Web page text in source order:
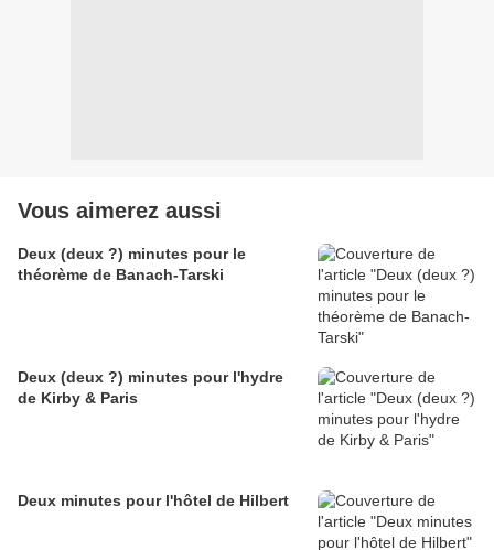
Vous aimerez aussi
Deux (deux ?) minutes pour le
théorème de Banach-Tarski
Deux (deux ?) minutes pour l'hydre
de Kirby & Paris
Deux minutes pour l'hôtel de Hilbert